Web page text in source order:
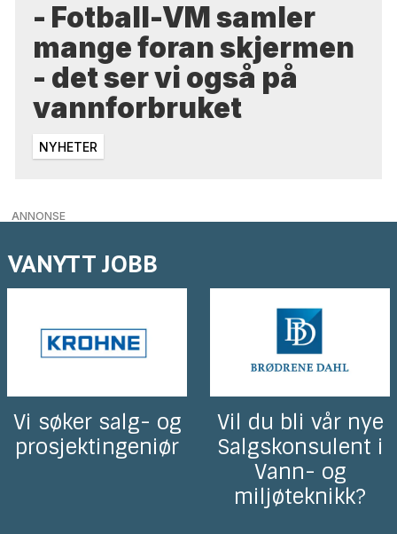
- Fotball-VM samler
mange foran skjermen
- det ser vi også på
vannforbruket
NYHETER
ANNONSE
VANYTT JOBB
Vi søker salg- og
prosjektingeniør
Vil du bli vår nye
Salgskonsulent i
Vann- og
miljøteknikk?